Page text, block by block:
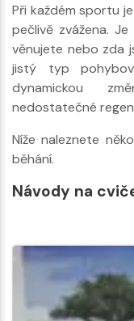
Při každém sportu
pečlivě zvážena.
věnujete nebo zda
jistý typ
dynamickou
nedostatečné
Níže naleznete
běhání.
Návody na